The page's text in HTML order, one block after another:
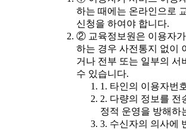
하는 때에는 온라인으로
신청을 하여야 합니다.
② 교육정보원은 이용자
하는 경우 사전통지 없이
거나 전부 또는 일부의 서
수 있습니다.
1. 타인의 이용자번
2. 다량의 정보를 전
정적 운영을 방해하
3. 수신자의 의사에